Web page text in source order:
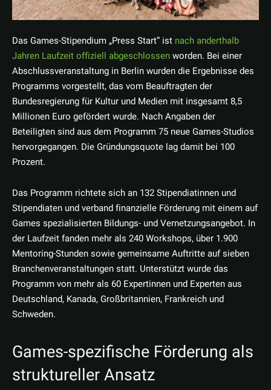
Das Games-Stipendium „Press Start” ist nach anderthalb
Jahren Laufzeit offiziell abgeschlossenworden. Bei einer
Abschlussveranstaltung in Berlin wurden die Ergebnisse des
Programms vorgestellt, das vom Beauftragten der
Bundesregierung für Kultur und Medien mit insgesamt 8,5
Millionen Euro gefördert wurde. Nach Angaben der
Beteiligten sind aus dem Programm 75 neue Games-Studios
hervorgegangen. Die Gründungsquote lag damit bei 100
Prozent.
Das Programm richtete sich an 132 Stipendiatinnen und
Stipendiaten und verband finanzielle Förderung mit einem auf
Games spezialisierten Bildungs- und Vernetzungsangebot. In
der Laufzeit fanden mehr als 240 Workshops, über 1.900
Mentoring-Stunden sowie gemeinsame Auftritte auf sieben
Branchenveranstaltungen statt. Unterstützt wurde das
Programm von mehr als 60 Expertinnen und Experten aus
Deutschland, Kanada, Großbritannien, Frankreich und
Schweden.
Games-spezifische Förderung als
struktureller Ansatz